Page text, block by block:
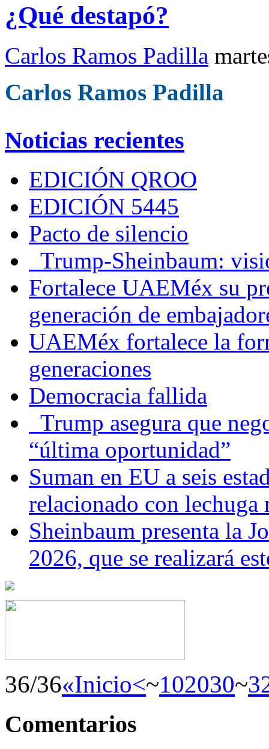
¿Qué destapó?
Carlos Ramos Padilla
Carlos Ramos Padilla
Noticias recientes
EDICIÓN QROO
EDICIÓN 5445
Pacto de silencio
Trump-Sheinbaum:
Fortalece UAEMéx su
generación de
UAEMéx fortalece la
generaciones
Democracia fallida
Trump asegura que
“última oportunidad”
Suman en EU a seis
relacionado con lechuga
Sheinbaum presenta la
2026, que se realizará
36/36«Inicio<~102030~
Comentarios